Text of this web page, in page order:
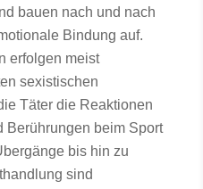
bauen nach und nach
Bindung auf.
erfolgen meist
sexistischen
Täter die Reaktionen
Berührungen beim Sport
bis hin zu
sind